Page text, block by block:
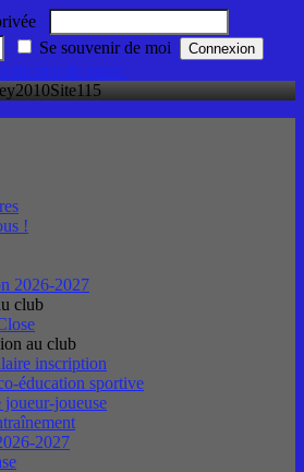
Se souvenir de moi
!
2026-2027
club
au club
inscription
éducation sportive
joueur-joueuse
2027